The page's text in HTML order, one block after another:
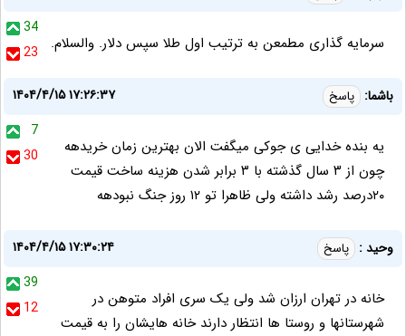
34
23
سرمایه گذاری مطمعن به ترتیب اول طلا سپس دلار. والسلام.
باشما: پاسخ
۱۴۰۴/۴/۱۵ ۱۷:۲۶:۳۷
7
30
یه بنده خدایی ی جوکی میگفت الان بهترین زمان خریدهه
چون از ۳ سال گذشته با ۳ برابر شدن هزینه ساخت قیمت
۲۰درصد رشد داشته ولی ظاهرا تو ۱۲ روز جنگ نبودهه
وحید : پاسخ
۱۴۰۴/۴/۱۵ ۱۷:۳۰:۲۴
39
12
خانه در تهران ارزان شد ولی یک سری افراد متوهن در
شهرستانها و روستا ها انتظار دارند خانه هایشان را به قیمت